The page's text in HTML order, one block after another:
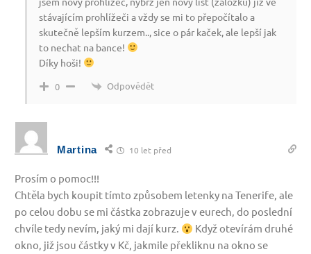
stávajícím prohlížeči a vždy se mi to přepočítalo a
skutečně lepším kurzem.., sice o pár kaček, ale lepší jak
to nechat na bance!
Díky hoši!
0 Odpovědět
Martina 10 let před
Prosím o pomoc!!!
Chtěla bych koupit tímto způsobem letenky na Tenerife, ale
po celou dobu se mi částka zobrazuje v eurech, do poslední
chvíle tedy nevím, jaký mi dají kurz.
Když otevírám druhé
okno, již jsou částky v Kč, jakmile překliknu na okno se